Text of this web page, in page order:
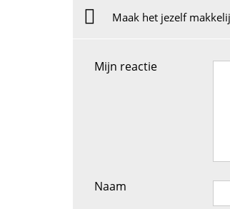
Maak het jezelf
Mijn reactie
Naam